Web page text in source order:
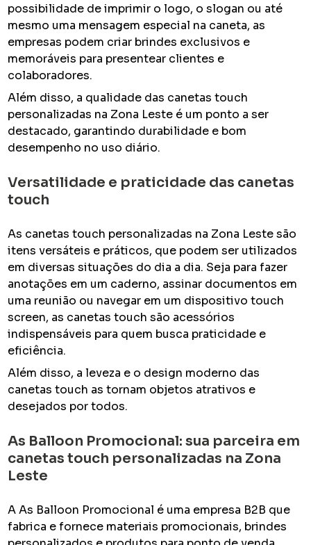
possibilidade de imprimir o logo, o slogan ou até
mesmo uma mensagem especial na caneta, as
empresas podem criar brindes exclusivos e
memoráveis para presentear clientes e
colaboradores.
Além disso, a qualidade das canetas touch
personalizadas na Zona Leste é um ponto a ser
destacado, garantindo durabilidade e bom
desempenho no uso diário.
Versatilidade e praticidade das canetas
touch
As canetas touch personalizadas na Zona Leste são
itens versáteis e práticos, que podem ser utilizados
em diversas situações do dia a dia. Seja para fazer
anotações em um caderno, assinar documentos em
uma reunião ou navegar em um dispositivo touch
screen, as canetas touch são acessórios
indispensáveis para quem busca praticidade e
eficiência.
Além disso, a leveza e o design moderno das
canetas touch as tornam objetos atrativos e
desejados por todos.
As Balloon Promocional: sua parceira em
canetas touch personalizadas na Zona
Leste
A As Balloon Promocional é uma empresa B2B que
fabrica e fornece materiais promocionais, brindes